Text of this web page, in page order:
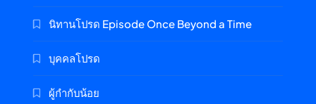
นิทานโปรด Episode Once Beyond a Time
บุคคลโปรด
ผู้กำกับน้อย